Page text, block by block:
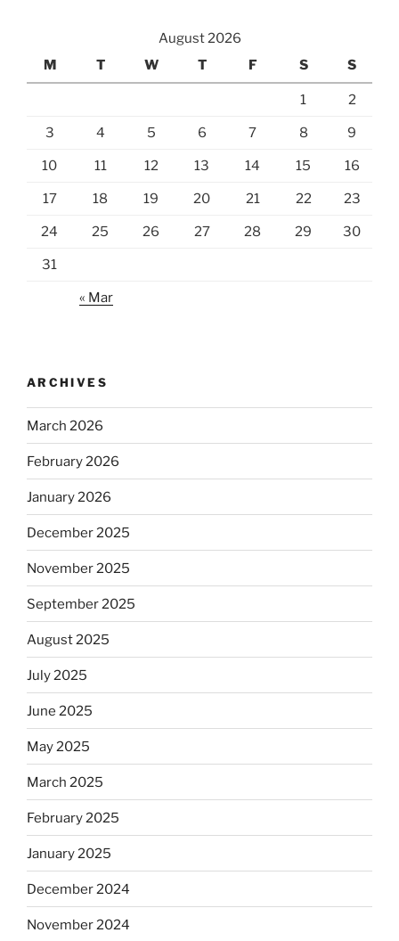
August 2026
M
T W T F S S
1 2
3 4 5 6 7 8 9
10 11 12 13 14 15 16
17 18 19 20 21 22 23
24 25 26 27 28 29 30
31
« Mar
ARCHIVES
March 2026
February 2026
January 2026
December 2025
November 2025
September 2025
August 2025
July 2025
June 2025
May 2025
March 2025
February 2025
January 2025
December 2024
November 2024